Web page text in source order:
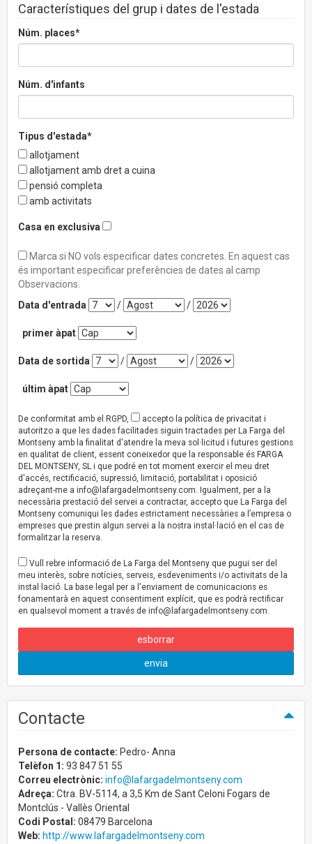
Característiques del grup i dates de l'estada
Núm. places*
Núm. d'infants
Tipus d'estada*
allotjament
allotjament amb dret a cuina
pensió completa
amb activitats
Casa en exclusiva
Marca si NO vols especificar dates concretes. En aquest cas
és important especificar preferències de dates al camp
Observacions.
Data d'entrada
/ /
primer àpat
Data de sortida / /
últim àpat
De conformitat amb el RGPD,
accepto la política de privacitat i
autoritzo a que les dades facilitades siguin tractades per La Farga del
Montseny amb la finalitat d'atendre la meva sol·licitud i futures gestions
en qualitat de client, essent coneixedor que la responsable és FARGA
DEL MONTSENY, SL i que podré en tot moment exercir el meu dret
d'accés, rectificació, supressió, limitació, portabilitat i oposició
adreçant-me a info@lafargadelmontseny.com. Igualment, per a la
necessària prestació del servei a contractar, accepto que La Farga del
Montseny comuniqui les dades estrictament necessàries a l’empresa o
empreses que prestin algun servei a la nostra instal·lació en el cas de
formalitzar la reserva.
Vull rebre informació de La Farga del Montseny que pugui ser del
meu interès, sobre notícies, serveis, esdeveniments i/o activitats de la
instal·lació. La base legal per a l'enviament de comunicacions es
fonamentarà en aquest consentiment explícit, que es podrà rectificar
en qualsevol moment a través de info@lafargadelmontseny.com.
esborrar
envia
Contacte
Persona de contacte: Pedro- Anna
Telèfon 1: 93 847 51 55
Correu electrònic: info@lafargadelmontseny.com
Adreça: Ctra. BV-5114, a 3,5 Km de Sant Celoni Fogars de
Montclús - Vallès Oriental
Codi Postal: 08479 Barcelona
Web: http://www.lafargadelmontseny.com